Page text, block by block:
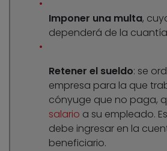
Imponer una multa,
dependerá de la
Retener el sueldo: se
empresa para la que
cónyuge que no paga,
salario a su empleado.
debe ingresar en la
beneficiario.